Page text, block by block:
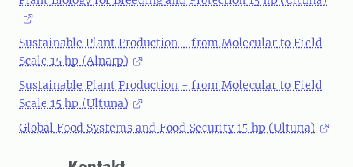
Sustainable Plant Production - from Molecular to Field
Scale 15 hp (Alnarp)
Sustainable Plant Production - from Molecular to Field
Scale 15 hp (Ultuna)
Global Food Systems and Food Security 15 hp (Ultuna)